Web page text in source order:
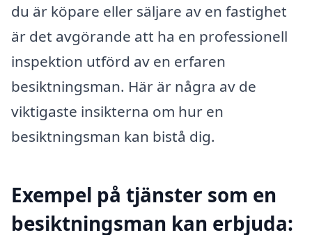
du är köpare eller säljare av en fastighet
är det avgörande att ha en professionell
inspektion utförd av en erfaren
besiktningsman. Här är några av de
viktigaste insikterna om hur en
besiktningsman kan bistå dig.
Exempel på tjänster som en
besiktningsman kan erbjuda: